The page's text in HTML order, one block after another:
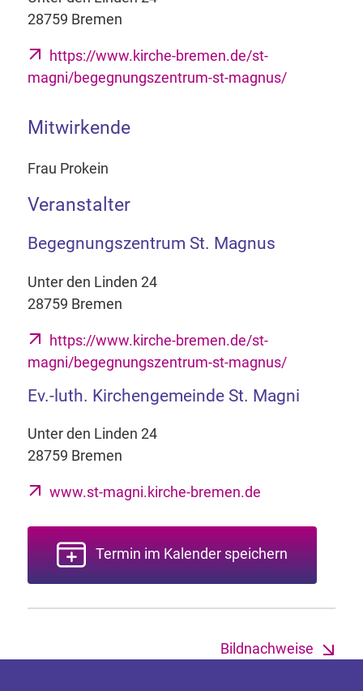
28759 Bremen
https://www.kirche-bremen.de/st-
magni/begegnungszentrum-st-magnus/
Mitwirkende
Frau Prokein
Veranstalter
Begegnungszentrum St. Magnus
Unter den Linden 24
28759 Bremen
https://www.kirche-bremen.de/st-
magni/begegnungszentrum-st-magnus/
Ev.-luth. Kirchengemeinde St. Magni
Unter den Linden 24
28759 Bremen
www.st-magni.kirche-bremen.de
Termin im Kalender speichern
Bildnachweise